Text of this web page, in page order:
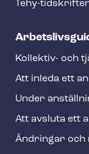
Tehy-​
Kollektiv- och
Att inleda ett
Under
Att avsluta ett
Ändringar och